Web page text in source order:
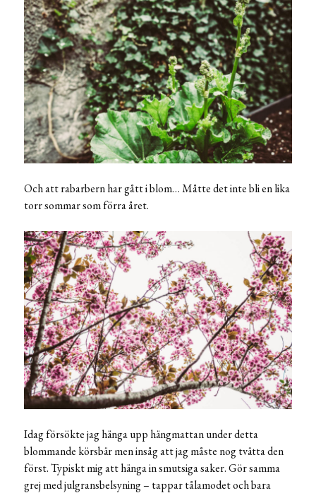
Och att rabarbern har gått i blom… Måtte det inte bli en lika
torr sommar som förra året.
Idag försökte jag hänga upp hängmattan under detta
blommande körsbär men insåg att jag måste nog tvätta den
först. Typiskt mig att hänga in smutsiga saker. Gör samma
grej med julgransbelsyning – tappar tålamodet och bara